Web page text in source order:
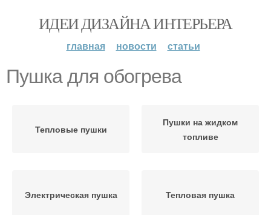
ИДЕИ ДИЗАЙНА ИНТЕРЬЕРА
главная новости статьи
Пушка для обогрева
Тепловые пушки
Пушки на жидком
топливе
Электрическая пушка Тепловая пушка